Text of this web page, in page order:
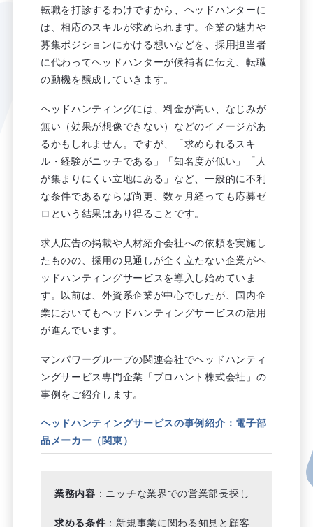
転職を打診するわけですから、ヘッドハンターに
は、相応のスキルが求められます。企業の魅力や
募集ポジションにかける想いなどを、採用担当者
に代わってヘッドハンターが候補者に伝え、転職
の動機を醸成していきます。
ヘッドハンティングには、料金が高い、なじみが
無い（効果が想像できない）などのイメージがあ
るかもしれません。ですが、「求められるスキ
ル・経験がニッチである」「知名度が低い」「人
が集まりにくい立地にある」など、一般的に不利
な条件であるならば尚更、数ヶ月経っても応募ゼ
ロという結果はあり得ることです。
求人広告の掲載や人材紹介会社への依頼を実施し
たものの、採用の見通しが全く立たない企業がヘ
ッドハンティングサービスを導入し始めていま
す。以前は、外資系企業が中心でしたが、国内企
業においてもヘッドハンティングサービスの活用
が進んでいます。
マンパワーグループの関連会社でヘッドハンティ
ングサービス専門企業「プロハント株式会社」の
事例をご紹介します。
ヘッドハンティングサービスの事例紹介：電子部
品メーカー（関東）
業務内容 ：ニッチな業界での営業部長探し
求める条件 ：新規事業に関わる知見と顧客